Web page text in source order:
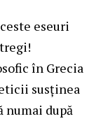
eseuri
în Grecia
susținea
numai după